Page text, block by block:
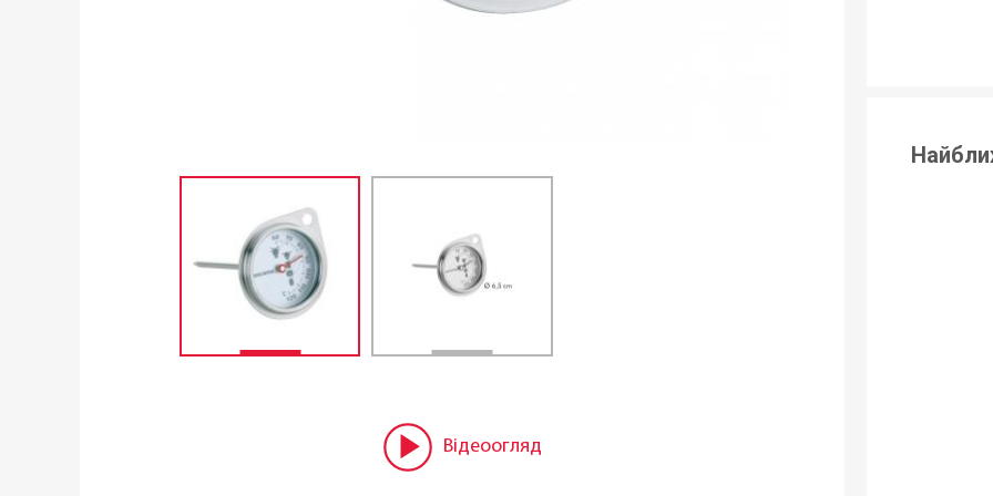
Відеоогляд